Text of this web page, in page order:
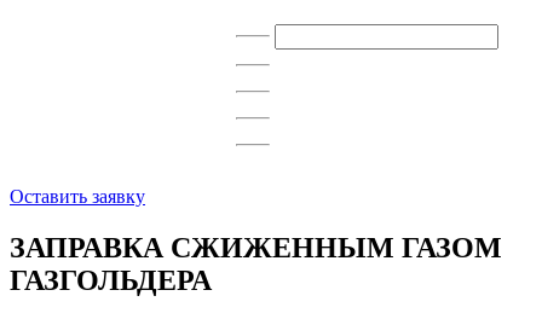
Оставить заявку
ЗАПРАВКА СЖИЖЕННЫМ ГАЗОМ
ГАЗГОЛЬДЕРА